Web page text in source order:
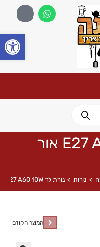
נורת לד E27 A60 10W אור
> נורות > נורת לד E27 A60 10W אור יום/חם GPlus
המוצר הקודם